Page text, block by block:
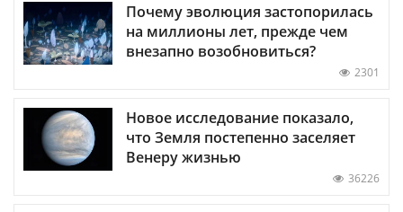
Почему эволюция застопорилась
на миллионы лет, прежде чем
внезапно возобновиться?
2301
Новое исследование показало,
что Земля постепенно заселяет
Венеру жизнью
36226